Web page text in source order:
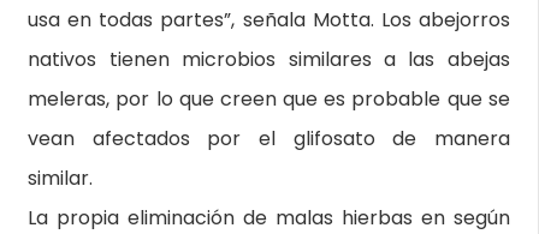
usa en todas partes”, señala Motta. Los abejorros
nativos tienen microbios similares a las abejas
meleras, por lo que creen que es probable que se
vean afectados por el glifosato de manera
similar.
La propia eliminación de malas hierbas en según